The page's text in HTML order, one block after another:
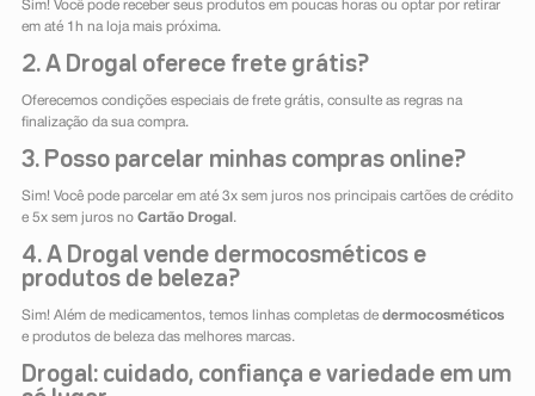
Sim! Você pode receber seus produtos em poucas horas ou optar por retirar
em até 1h na loja mais próxima.
2. A Drogal oferece frete grátis?
Oferecemos condições especiais de frete grátis, consulte as regras na
finalização da sua compra.
3. Posso parcelar minhas compras online?
Sim! Você pode parcelar em até 3x sem juros nos principais cartões de crédito
e 5x sem juros no Cartão Drogal .
4. A Drogal vende dermocosméticos e
produtos de beleza?
Sim! Além de medicamentos, temos linhas completas de dermocosméticos
e produtos de beleza das melhores marcas.
Drogal: cuidado, confiança e variedade em um